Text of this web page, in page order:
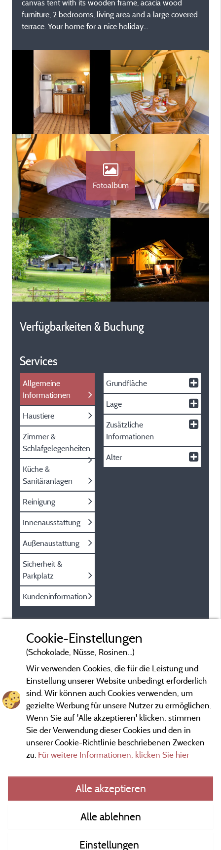
canvas tent with its wooden frame, acacia wood
furniture, 2 bedrooms, living area and a large covered
terrace. Your home for a nice holiday...
Fotoalbum
Verfügbarkeiten & Buchung
Services
Allgemeine
Informationen
Haustiere
Zimmer &
Schlafgelegenheiten
Küche &
Sanitäranlagen
Reinigung
Innenausstattung
Außenaustattung
Sicherheit &
Parkplatz
Kundeninformation
Grundfläche
Lage
Zusätzliche
Informationen
Alter
Gesetzliche Bedingungen
Herausgeberinformationen und Adressen
Kontakt
AGB
Cookie-Einstellungen
(Schokolade, Nüsse, Rosinen...)
Wir verwenden Cookies, die für die Leistung und
Einstellung unserer Website unbedingt erforderlich
sind. Wir können auch Cookies verwenden, um
gezielte Werbung für unsere Nutzer zu ermöglichen.
Wenn Sie auf 'Alle akzeptieren' klicken, stimmen
Sie der Verwendung dieser Cookies und den in
unserer Cookie-Richtlinie beschriebenen Zwecken
zu. Für weitere Informationen, klicken Sie hier
Alle akzeptieren
Alle ablehnen
Einstellungen